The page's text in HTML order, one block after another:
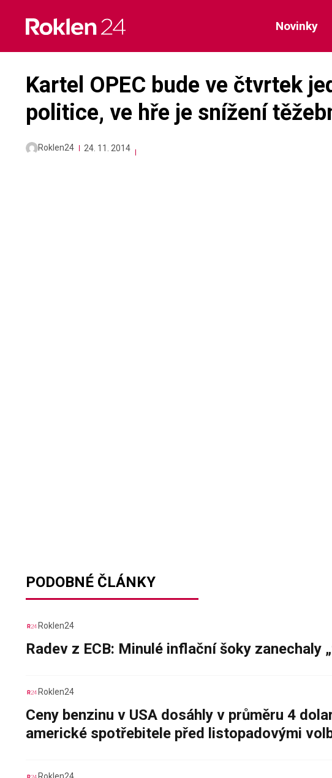
content
Novinky
Kartel OPEC bude ve čtvrtek
politice, ve hře je snížení
Roklen24 24. 11. 2014
PODOBNÉ ČLÁNKY
Roklen24
Radev z ECB: Minulé inflační šoky zanechaly
Roklen24
Ceny benzinu v USA dosáhly v průměru 4
americké spotřebitele před listopadovými